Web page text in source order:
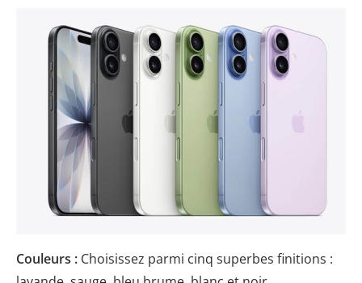
Couleurs : Choisissez parmi cinq superbes finitions :